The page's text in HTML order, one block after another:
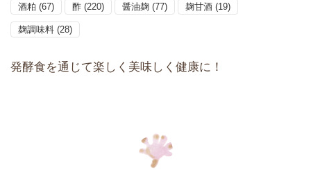
酒粕 (67) 酢 (220) 醤油麹 (77) 麹甘酒 (19)
麹調味料 (28)
発酵食を通じて楽しく美味しく健康に！